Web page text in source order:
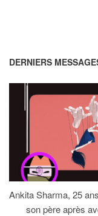
DERNIERS
Ankita Sharma, 25
son père après